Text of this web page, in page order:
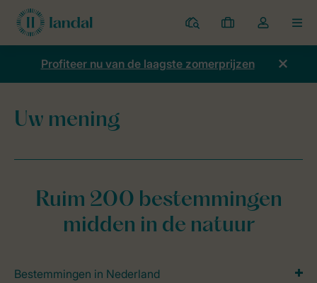
Parken
Mijn
boekingen
Open
de
dropdown
Profiteer nu van de laagste zomerprijzen
Home Contact & vragen
Uw mening
Ruim 200 bestemmingen
midden in de natuur
Bestemmingen in Nederland